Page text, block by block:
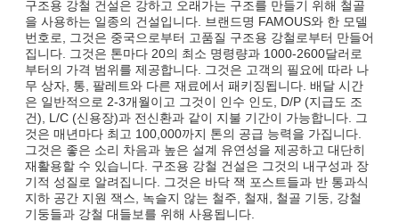
구조용 강철 건설은 강하고 오래가는 구조를 만들기 위해 철골
을 사용하는 일종의 건설입니다. 브랜드명 FAMOUS와 한 모델
번호로, 그것은 중국으로부터 고품질 구조용 강철로부터 만들어
집니다. 그것은 톤마다 20의 최소 명령량과 1000-2600달러로
부터의 가격 범위를 제공합니다. 그것은 고객의 필요에 따라 나
무 상자, 통, 팔레트와 다른 재료에서 패키징됩니다. 배달 시간
은 일반적으로 2-3개월이고 그것이 인수 인도, D/P (지급도 조
건), L/C (신용장)과 전신환과 같이 지불 기간이 가능합니다. 그
것은 매년마다 최고 100,000까지 톤의 공급 능력을 가집니다.
그것은 좋은 소리 차음과 높은 설계 유연성을 제공하고 대단히
재활용할 수 있습니다. 구조용 강철 건설은 그것의 내구성과 장
기적 성질로 알려집니다. 그것은 바닥 잭 포스트들과 반 통과식
지하 공간 지원 잭스, 녹슬지 않는 철주, 철재, 철골 기둥, 강철
기둥들과 강철 대들보를 위해 사용됩니다.